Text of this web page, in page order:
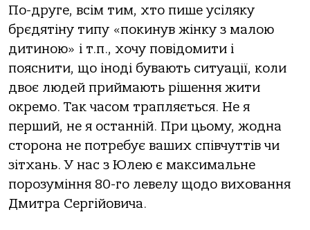
По-друге, всім тим, хто пише усіляку
брєдятіну типу «покинув жінку з малою
дитиною» і т.п., хочу повідомити і
пояснити, що іноді бувають ситуації, коли
двоє людей приймають рішення жити
окремо. Так часом трапляється. Не я
перший, не я останній. При цьому, жодна
сторона не потребує ваших співчуттів чи
зітхань. У нас з Юлею є максимальне
порозуміння 80-го левелу щодо виховання
Дмитра Сергійовича.